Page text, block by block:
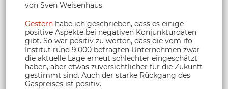
von Sven Weisenhaus
Gestern habe ich geschrieben, dass es einige
positive Aspekte bei negativen Konjunkturdaten
gibt. So war positiv zu werten, dass die vom ifo-
Institut rund 9.000 befragten Unternehmen zwar
die aktuelle Lage erneut schlechter eingeschätzt
haben, aber etwas zuversichtlicher für die Zukunft
gestimmt sind. Auch der starke Rückgang des
Gaspreises ist positiv.